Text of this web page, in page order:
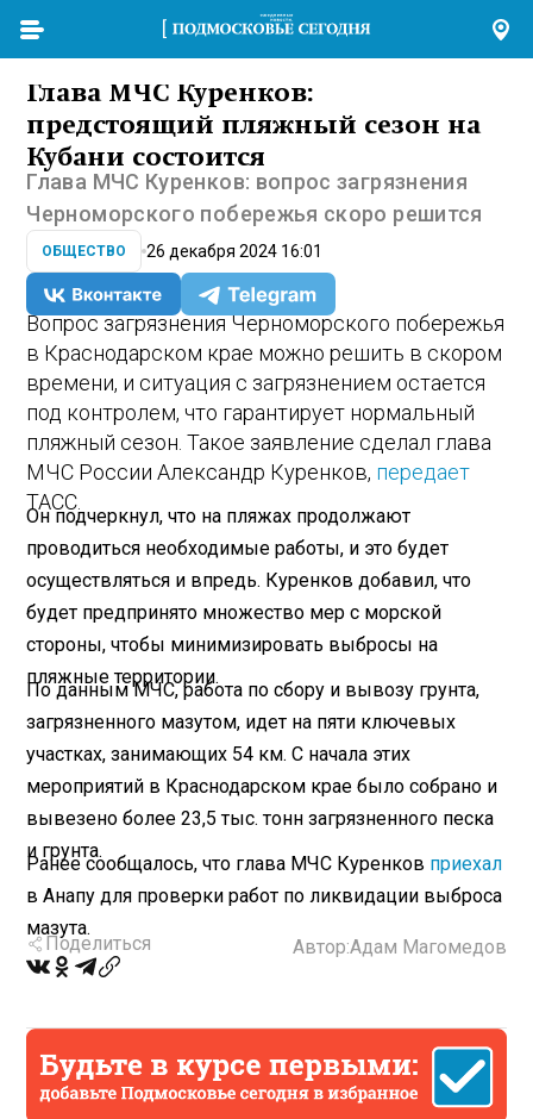
Глава МЧС Куренков:
предстоящий пляжный сезон на
Кубани состоится
Глава МЧС Куренков: вопрос загрязнения
Черноморского побережья скоро решится
ОБЩЕСТВО 26 декабря 2024 16:01
Вопрос загрязнения Черноморского побережья
в Краснодарском крае можно решить в скором
времени, и ситуация с загрязнением остается
под контролем, что гарантирует нормальный
пляжный сезон. Такое заявление сделал глава
МЧС России Александр Куренков, передает
ТАСС.
Он подчеркнул, что на пляжах продолжают
проводиться необходимые работы, и это будет
осуществляться и впредь. Куренков добавил, что
будет предпринято множество мер с морской
стороны, чтобы минимизировать выбросы на
пляжные территории.
По данным МЧС, работа по сбору и вывозу грунта,
загрязненного мазутом, идет на пяти ключевых
участках, занимающих 54 км. С начала этих
мероприятий в Краснодарском крае было собрано и
вывезено более 23,5 тыс. тонн загрязненного песка
и грунта.
Ранее сообщалось, что глава МЧС Куренков приехал
в Анапу для проверки работ по ликвидации выброса
мазута.
Поделиться Автор:Адам Магомедов